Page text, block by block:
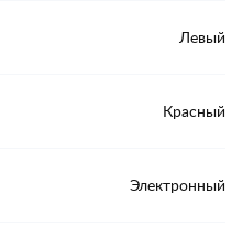
Левый
Красный
Электронный